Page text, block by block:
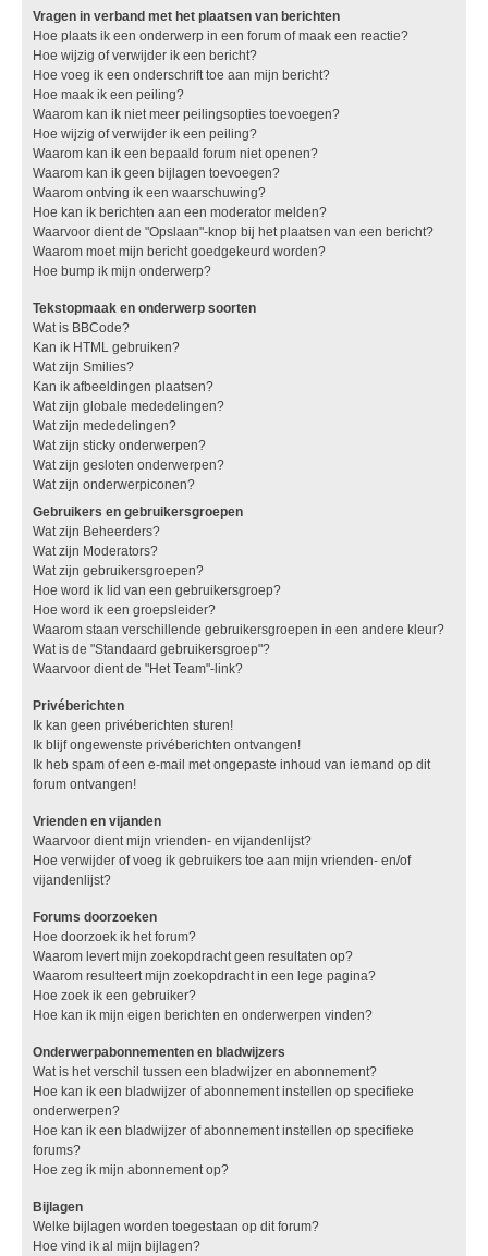
Vragen in verband met het plaatsen van berichten
Hoe plaats ik een onderwerp in een forum of maak een reactie?
Hoe wijzig of verwijder ik een bericht?
Hoe voeg ik een onderschrift toe aan mijn bericht?
Hoe maak ik een peiling?
Waarom kan ik niet meer peilingsopties toevoegen?
Hoe wijzig of verwijder ik een peiling?
Waarom kan ik een bepaald forum niet openen?
Waarom kan ik geen bijlagen toevoegen?
Waarom ontving ik een waarschuwing?
Hoe kan ik berichten aan een moderator melden?
Waarvoor dient de "Opslaan"-knop bij het plaatsen van een bericht?
Waarom moet mijn bericht goedgekeurd worden?
Hoe bump ik mijn onderwerp?
Tekstopmaak en onderwerp soorten
Wat is BBCode?
Kan ik HTML gebruiken?
Wat zijn Smilies?
Kan ik afbeeldingen plaatsen?
Wat zijn globale mededelingen?
Wat zijn mededelingen?
Wat zijn sticky onderwerpen?
Wat zijn gesloten onderwerpen?
Wat zijn onderwerpiconen?
Gebruikers en gebruikersgroepen
Wat zijn Beheerders?
Wat zijn Moderators?
Wat zijn gebruikersgroepen?
Hoe word ik lid van een gebruikersgroep?
Hoe word ik een groepsleider?
Waarom staan verschillende gebruikersgroepen in een andere kleur?
Wat is de "Standaard gebruikersgroep"?
Waarvoor dient de "Het Team"-link?
Privéberichten
Ik kan geen privéberichten sturen!
Ik blijf ongewenste privéberichten ontvangen!
Ik heb spam of een e-mail met ongepaste inhoud van iemand op dit
forum ontvangen!
Vrienden en vijanden
Waarvoor dient mijn vrienden- en vijandenlijst?
Hoe verwijder of voeg ik gebruikers toe aan mijn vrienden- en/of
vijandenlijst?
Forums doorzoeken
Hoe doorzoek ik het forum?
Waarom levert mijn zoekopdracht geen resultaten op?
Waarom resulteert mijn zoekopdracht in een lege pagina?
Hoe zoek ik een gebruiker?
Hoe kan ik mijn eigen berichten en onderwerpen vinden?
Onderwerpabonnementen en bladwijzers
Wat is het verschil tussen een bladwijzer en abonnement?
Hoe kan ik een bladwijzer of abonnement instellen op specifieke
onderwerpen?
Hoe kan ik een bladwijzer of abonnement instellen op specifieke
forums?
Hoe zeg ik mijn abonnement op?
Bijlagen
Welke bijlagen worden toegestaan op dit forum?
Hoe vind ik al mijn bijlagen?